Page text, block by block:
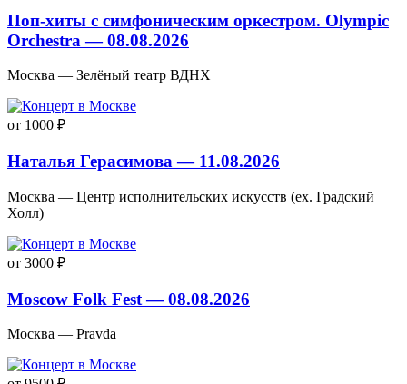
Поп-хиты с симфоническим оркестром. Olympic
Orchestra — 08.08.2026
Москва — Зелёный театр ВДНХ
от 1000 ₽
Наталья Герасимова — 11.08.2026
Москва — Центр исполнительских искусств (ex. Градский
Холл)
от 3000 ₽
Moscow Folk Fest — 08.08.2026
Москва — Pravda